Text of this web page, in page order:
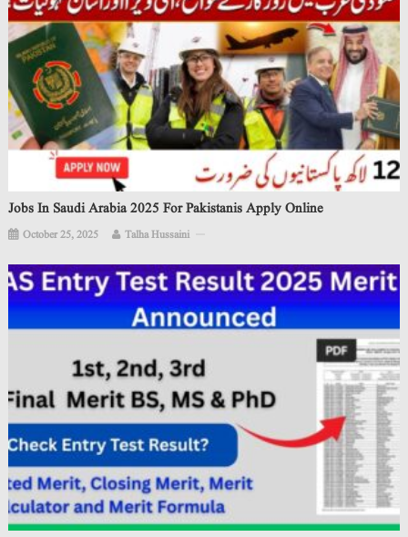
Jobs In Saudi Arabia 2025 For Pakistanis Apply Online
October 25, 2025 Talha Hussaini